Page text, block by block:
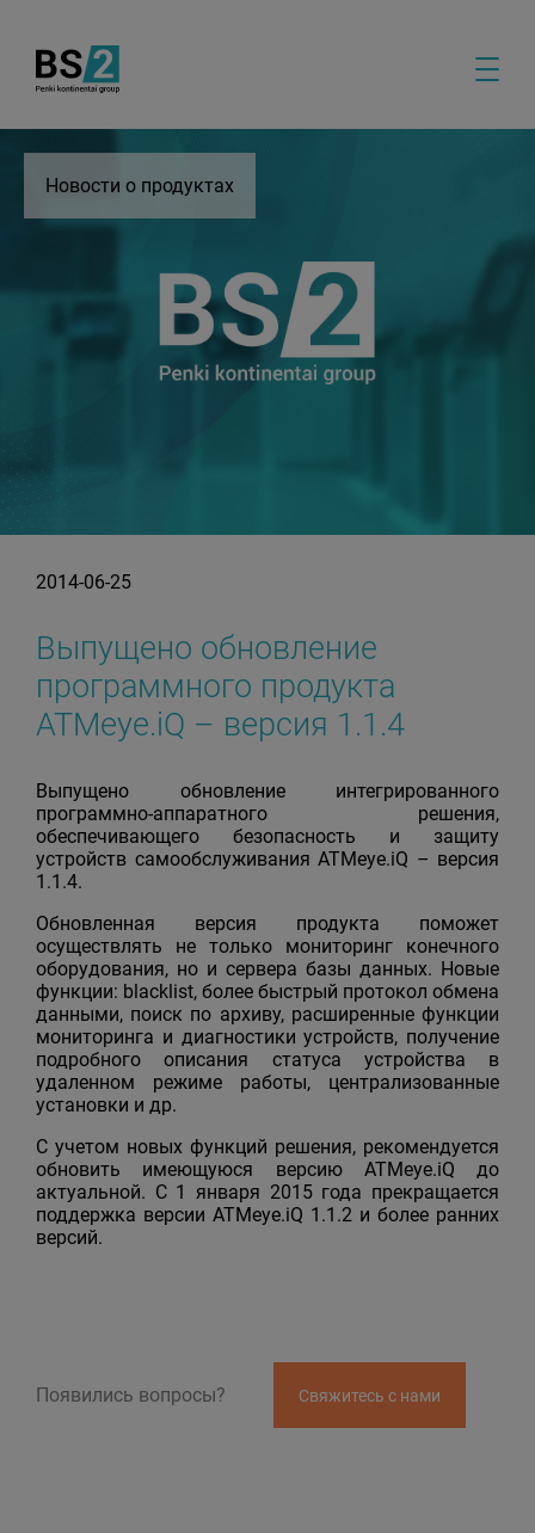
Новости о продуктах
2014-06-25
Выпущено обновление
программного продукта
ATMeye.iQ – версия 1.1.4
Выпущено обновление интегрированного
программно-аппаратного решения,
обеспечивающего безопасность и защиту
устройств самообслуживания ATMeye.iQ – версия
1.1.4.
Обновленная версия продукта поможет
осуществлять не только мониторинг конечного
оборудования, но и сервера базы данных. Новые
функции: blacklist, более быстрый протокол обмена
данными, поиск по архиву, расширенные функции
мониторинга и диагностики устройств, получение
подробного описания статуса устройства в
удаленном режиме работы, централизованные
установки и др.
С учетом новых функций решения, рекомендуется
обновить имеющуюся версию АТМеye.iQ до
актуальной. С 1 января 2015 года прекращается
поддержка версии АТМеye.iQ 1.1.2 и более ранних
версий.
Появились вопросы? Свяжитесь с нами